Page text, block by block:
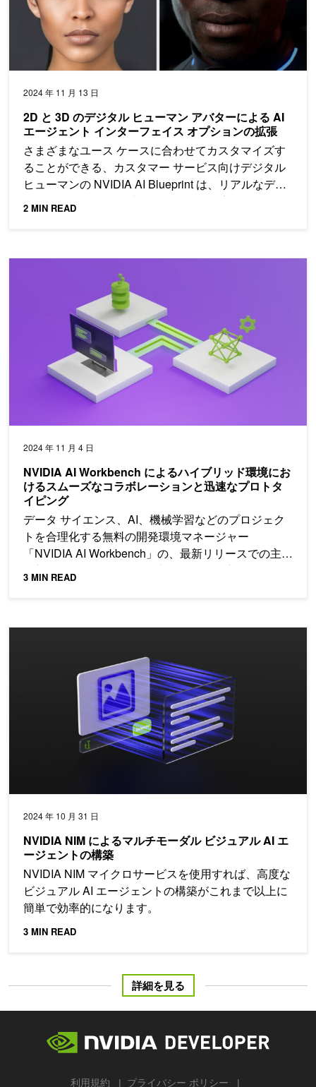
2024 年 11 月 13 日
2D と 3D のデジタル ヒューマン アバターによる AI
エージェント インターフェイス オプションの拡張
さまざまなユース ケースに合わせてカスタマイズす
ることができる、カスタマー サービス向けデジタル
ヒューマンの NVIDIA AI Blueprint は、リアルなデジ
タル ヒューマンの作成を始めるのに最適です。
2 MIN READ
2024 年 11 月 4 日
NVIDIA AI Workbench によるハイブリッド環境にお
けるスムーズなコラボレーションと迅速なプロトタ
イピング
データ サイエンス、AI、機械学習などのプロジェク
トを合理化する無料の開発環境マネージャー
「NVIDIA AI Workbench」の、最新リリースでの主要
な新機能とユーザーから要望のあった更新について
3 MIN READ
2024 年 10 月 31 日
NVIDIA NIM によるマルチモーダル ビジュアル AI エ
ージェントの構築
NVIDIA NIM マイクロサービスを使用すれば、高度な
ビジュアル AI エージェントの構築がこれまで以上に
簡単で効率的になります。
3 MIN READ
NVIDIA NIM によるマルチモーダル ビジュアル AI エージェント
詳細を見る
利用規約 プライバシー ポリシー